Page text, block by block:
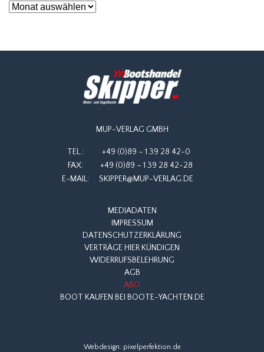
Archiv
MUP-VERLAG GMBH
TEL.:
+49 (0)89 – 1 39 28 42-0
FAX:
+49 (0)89 – 1 39 28 42-28
E-MAIL:
SKIPPER@MUP-VERLAG.DE
MEDIADATEN
IMPRESSUM
DATENSCHUTZERKLÄRUNG
VERTRÄGE HIER KÜNDIGEN
WIDERRUFSBELEHRUNG
AGB
ABO
BOOT KAUFEN BEI BOOTE-YACHTEN.DE
Webdesign: pixelperfektion.de